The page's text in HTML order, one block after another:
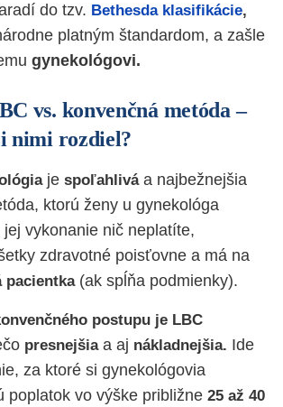
do tzv. Bethesda klasifikácie,
platným štandardom, a zašle
gynekológovi.
vs. konvenčná metóda –
nimi rozdiel?
je spoľahliváa najbežnejšia
ktorú ženy u gynekológa
vykonanie nič neplatíte,
zdravotné poisťovne a má na
pacientka(ak spĺňa podmienky).
postupu je LBC
presnejšiaa aj nákladnejšia. Ide
za ktoré si gynekológovia
poplatok vo výške približne 25 až 40